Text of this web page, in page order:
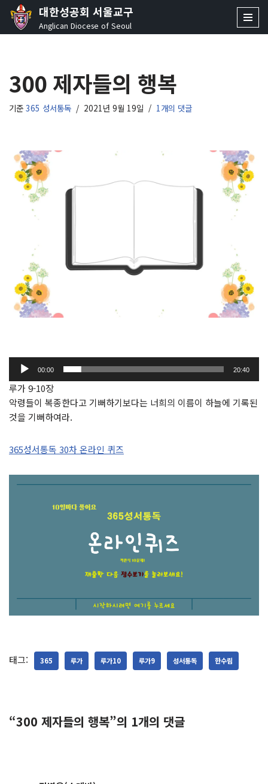
콘
로
건
너
대한성공회 서울교구
Anglican Diocese of Seoul
300 제자들의 행복
기준 365 성서통독 2021년 9월 19일 1개의 댓글
오
플
레
어
00:00 20:40
루가 9-10장
악령들이 복종한다고 기뻐하기보다는 너희의 이름이 하늘에 기록된
것을 기뻐하여라.
365성서통독 30차 온라인 퀴즈
태그: 365 루가 루가10 루가9 성서통독 한수림
“300 제자들의 행복”의 1개의 댓글